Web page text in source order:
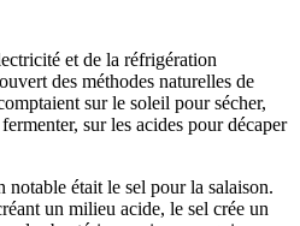
et de la réfrigération
des méthodes naturelles de
sur le soleil pour sécher,
sur les acides pour décaper
notable était le sel pour la salaison.
un milieu acide, le sel crée un